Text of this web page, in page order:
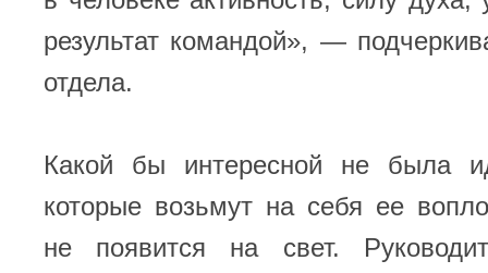
результат командой», —
отдела.
Какой бы интересной не была
которые возьмут на себя ее
не появится на свет.